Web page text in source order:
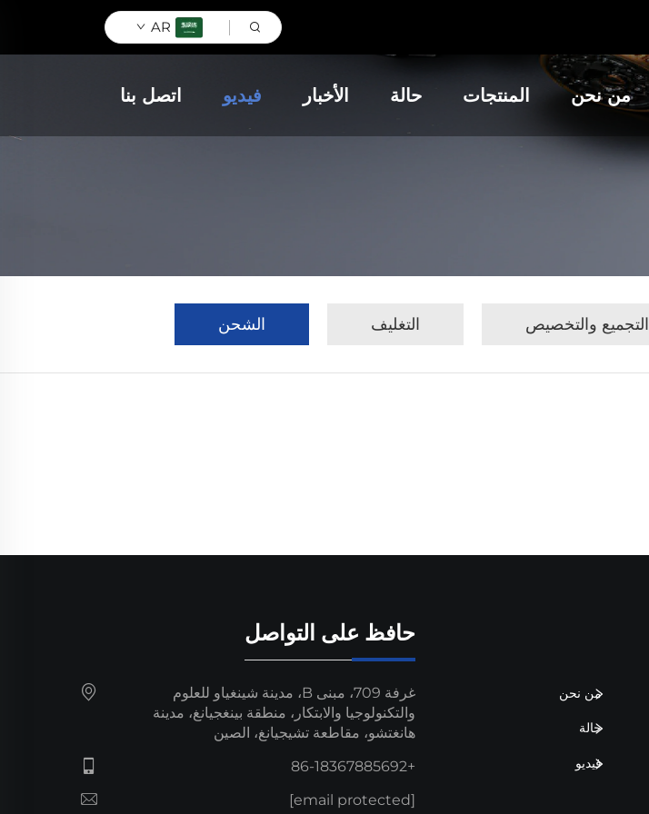
AR
من نحن المنتجات حالة الأخبار فيديو اتصل بنا
التجميع والتخصيص التغليف الشحن
من نحن
حالة
فيديو
حافظ على التواصل
غرفة 709، مبنى B، مدينة شينغياو للعلوم
والتكنولوجيا والابتكار، منطقة بينغجيانغ، مدينة
هانغتشو، مقاطعة تشيجيانغ، الصين
+86-18367885692
[email protected]